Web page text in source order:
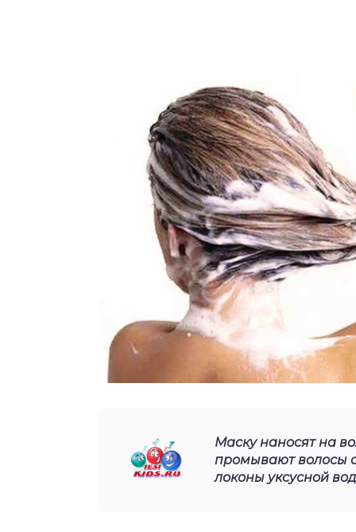
Маску наносят на
промывают волосы
локоны уксусной